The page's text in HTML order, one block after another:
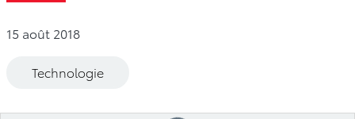
15 août 2018
Technologie